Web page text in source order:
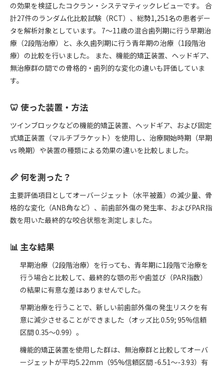
の効果を検証したコクラン・システマティックレビューです。 合
計27件のランダム化比較試験（RCT）、総勢1,251名の患者デー
タを解析対象としています。 7〜11歳の混合歯列期に行う早期治
療（2段階治療）と、永久歯列期に行う青年期の治療（1段階治
療）の比較を行いました。 また、機能的矯正装置、ヘッドギア、
無治療群の間での骨格的・歯列的な変化の違いも評価していま
す。
🦷 使った装置・方法
ツインブロックなどの機能的矯正装置、ヘッドギア、および固定
式矯正装置（マルチブラケット）を使用し、治療開始時期（早期
vs 晩期）や装置の種類による効果の違いを比較しました。
📏 何を測った？
主要評価項目としてオーバージェット（水平被蓋）の減少量、骨
格的な変化（ANB角など）、前歯部外傷の発生率、およびPAR指
数を用いた最終的な咬合状態を測定しました。
📊 主な結果
早期治療（2段階治療）を行っても、青年期に1段階で治療を
行う場合と比較して、最終的な顎の形や歯並び（PAR指数）
の結果に有意な差はありませんでした。
早期治療を行うことで、新しい前歯部外傷の発生リスクを有
意に減少させることができました（オッズ比 0.59; 95%信頼
区間 0.35〜0.99）。
機能的矯正装置を使用した群は、無治療群と比較してオーバ
ージェットが平均5.22mm（95%信頼区間 -6.51〜-3.93）有